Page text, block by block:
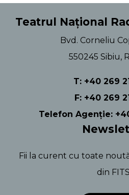
Teatrul Național
Bvd. Corneliu
550245 Sibiu,
T: +40 269
F: +40 269
Telefon Agenție:
Fii la curent cu toate
din